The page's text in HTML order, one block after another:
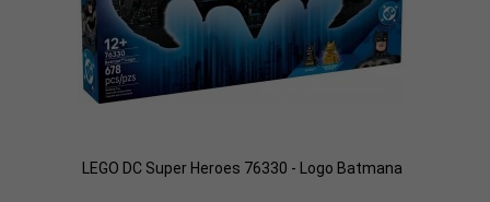
LEGO DC Super Heroes 76330 - Logo Batmana